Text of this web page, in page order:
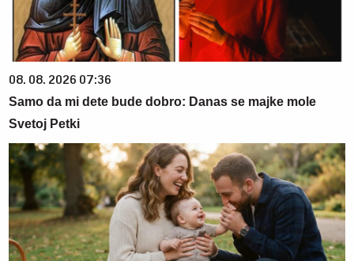
08. 08. 2026 07:36
Samo da mi dete bude dobro: Danas se majke mole
Svetoj Petki